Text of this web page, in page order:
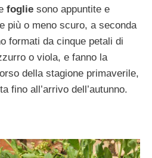
foglie sono appuntite e
più o meno scuro, a seconda
formati da cinque petali di
o viola, e fanno la
della stagione primaverile,
fino all’arrivo dell’autunno.